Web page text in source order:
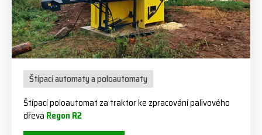
Štípací automaty a poloautomaty
Štípací poloautomat za traktor ke zpracování palivového
dřeva Regon R2